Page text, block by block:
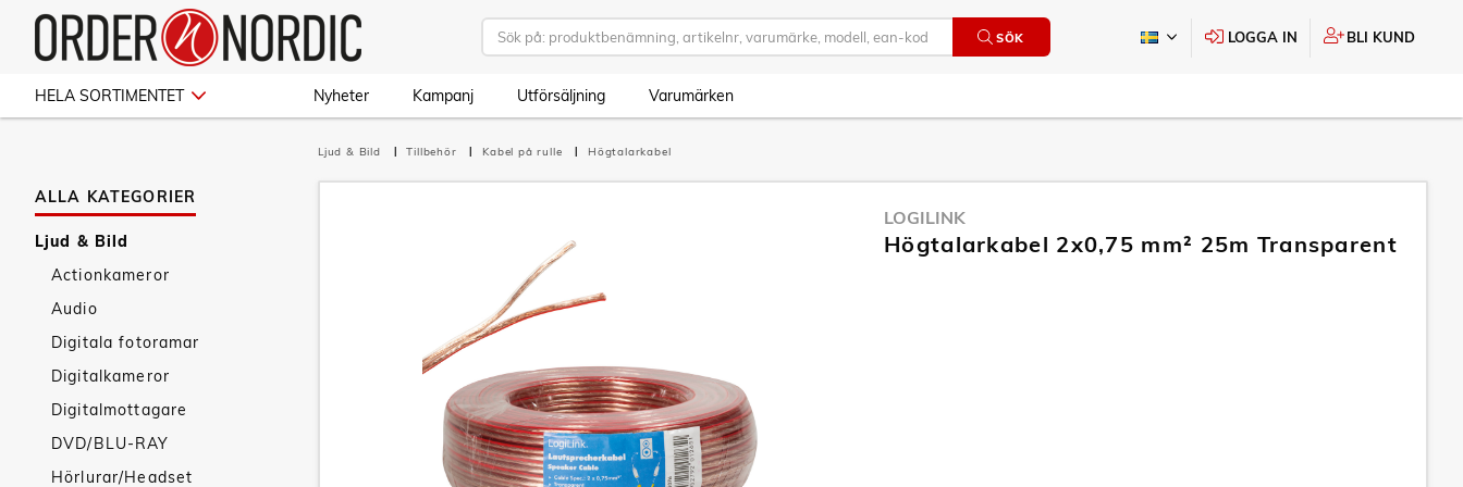
SÖK LOGGA IN BLI KUND
HELA SORTIMENTET Nyheter Kampanj Utförsäljning Varumärken
ALLA KATEGORIER
Ljud & Bild
Actionkameror
Audio
Digitala fotoramar
Digitalkameror
Digitalmottagare
DVD/BLU-RAY
Hörlurar/Headset
Ljud & Bild Tillbehör Kabel på rulle Högtalarkabel
LOGILINK
Högtalarkabel 2x0,75 mm² 25m Transparent